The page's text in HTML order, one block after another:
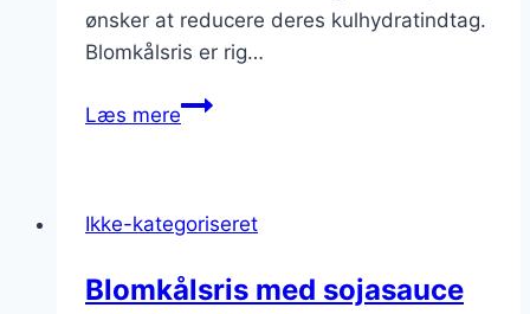
ønsker at reducere deres kulhydratindtag.
Blomkålsris er rig…
Læs mereBlomkålsris
grøntsager
Ikke-kategoriseret
Blomkålsris med sojasauce